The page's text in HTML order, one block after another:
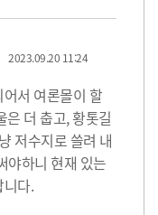
2023.09.20 11:24
서 여론몰이 할
은 더 춥고, 황톳길
저수지로 쓸려 내
야하니 현재 있는
다.